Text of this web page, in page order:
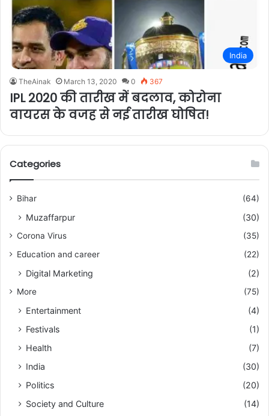
India
TheAinak March 13, 2020 0 367
IPL 2020 की तारीख में बदलाव, कोरोना
वायरस के वजह से नई तारीख घोषित!
Categories
Bihar (64)
Muzaffarpur (30)
Corona Virus
(35)
Education and career
(22)
Digital Marketing (2)
More (75)
Entertainment
(4)
Festivals
(1)
Health
(7)
India
(30)
Politics
(20)
Society and Culture
(14)